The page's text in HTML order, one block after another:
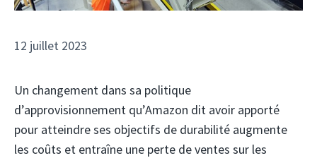
12 juillet 2023
Un changement dans sa politique
d’approvisionnement qu’Amazon dit avoir apporté
pour atteindre ses objectifs de durabilité augmente
les coûts et entraîne une perte de ventes sur les